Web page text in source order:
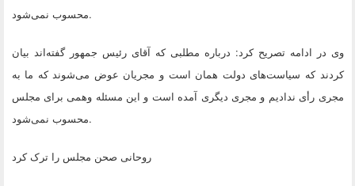
محسوب نمی‌شود.
وی در ادامه تصریح کرد: درباره مطلبی که آقای رئیس جمهور گفته‌اند بیان
کردند که سیاست‌های دولت همان است و مجریان عوض می‌شوند که ما به
مجری رأی ندادیم و مجری دیگری آمده است و این مسئله وهمی برای مجلس
محسوب نمی‌شود.
روحانی صحن مجلس را ترک کرد